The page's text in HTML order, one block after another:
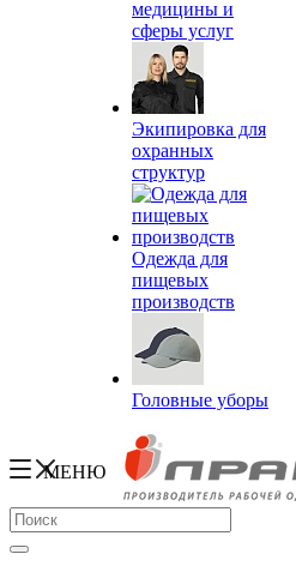
медицины и
сферы услуг
Экипировка для
охранных
структур
Одежда для
пищевых
производств
Головные уборы
МЕНЮ